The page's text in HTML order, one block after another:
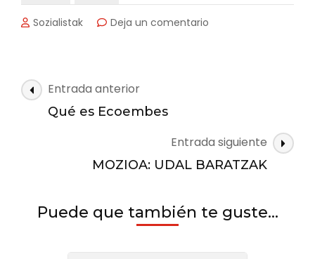
Sozialistak Deja un comentario
basarse
la
las
Navegación
de
Entrada anterior
Qué es Ecoembes
Entrada siguiente
MOZIOA: UDAL BARATZAK
Puede que también te guste...